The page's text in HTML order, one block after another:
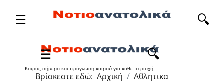
Καιρός σήμερα και πρόγνωση καιρού για κάθε περιοχή
Βρίσκεστε εδώ: Αρχική
Αθλητικα
☰ 🔍